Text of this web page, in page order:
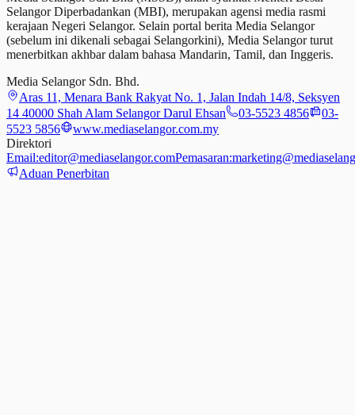
Selangor Diperbadankan (MBI), merupakan agensi media rasmi
kerajaan Negeri Selangor. Selain portal berita Media Selangor
(sebelum ini dikenali sebagai Selangorkini), Media Selangor turut
menerbitkan akhbar dalam bahasa Mandarin, Tamil, dan Inggeris.
Media Selangor Sdn. Bhd.
Aras 11, Menara Bank Rakyat No. 1, Jalan Indah 14/8, Seksyen
14 40000 Shah Alam Selangor Darul Ehsan
03-5523 4856
03-
5523 5856
www.mediaselangor.com.my
Direktori
Email:editor@mediaselangor.comPemasaran:
Aduan Penerbitan